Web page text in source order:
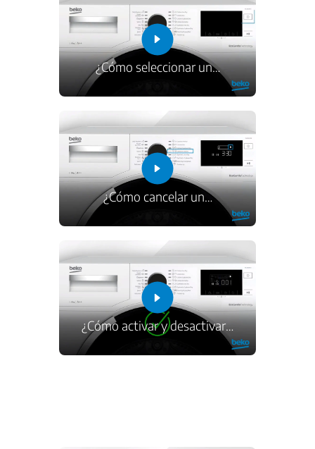
¿Cómo seleccionar un…
¿Cómo cancelar un…
¿Cómo activar y desactivar…